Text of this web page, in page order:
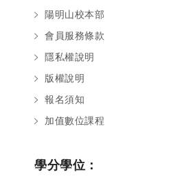
陽明山校本部
會員服務條款
隱私權說明
版權說明
報名須知
加值數位課程
學分學位：